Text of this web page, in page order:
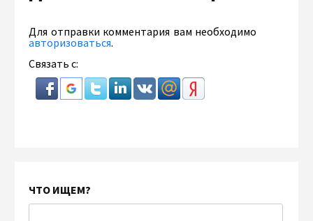
Для отправки комментария вам необходимо
авторизоваться.
Связать с:
ЧТО ИЩЕМ?